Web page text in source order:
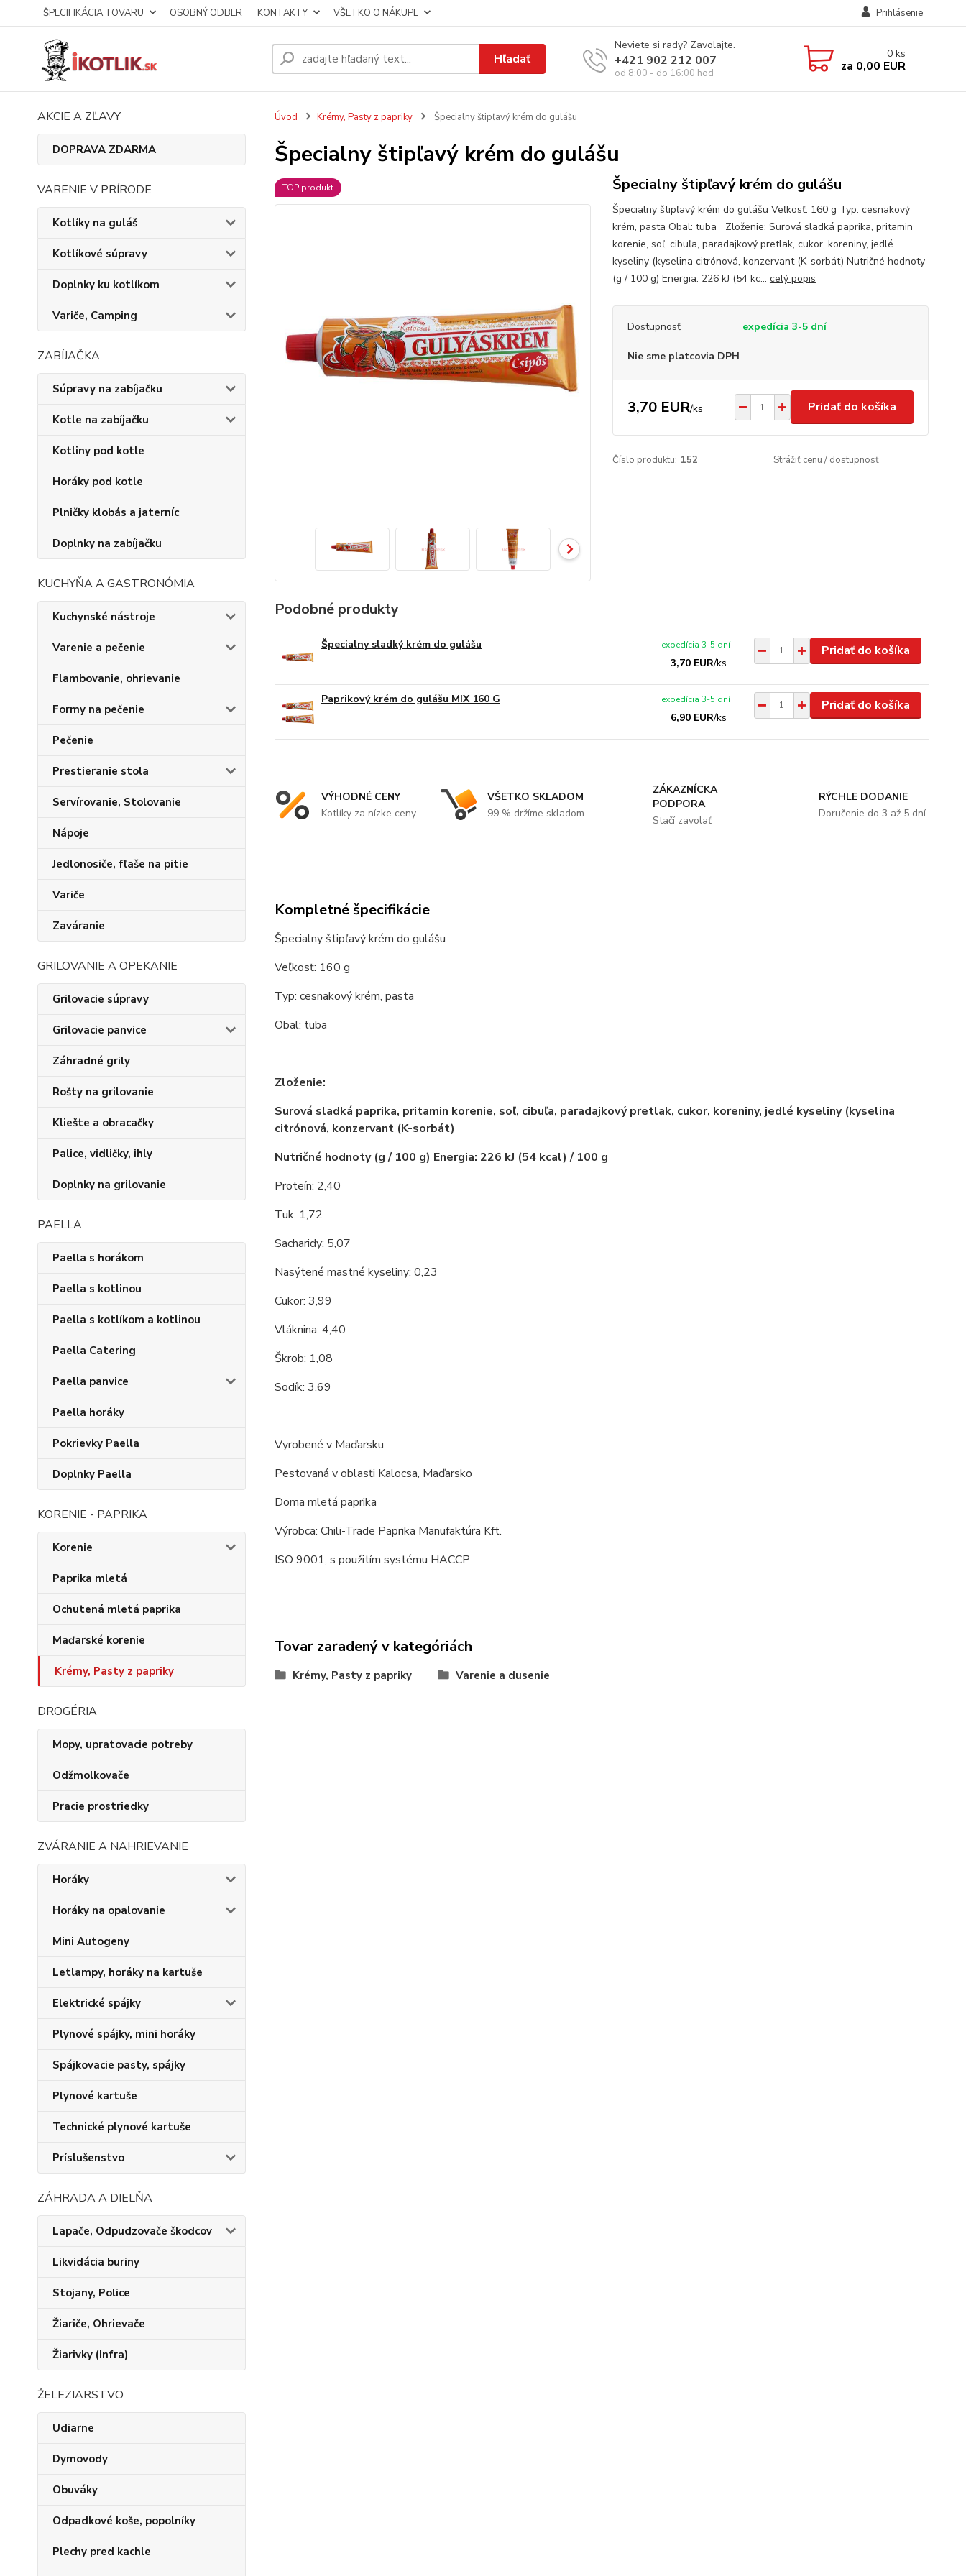
ŠPECIFIKÁCIA TOVARU OSOBNÝ ODBER KONTAKTY VŠETKO O NÁKUPE Prihlásenie
Hľadať
Neviete si rady? Zavolajte.
+421 902 212 007
od 8:00 - do 16:00 hod
0 ks
za 0,00 EUR
AKCIE A ZĽAVY
DOPRAVA ZDARMA
VARENIE V PRÍRODE
Kotlíky na guláš
Kotlíkové súpravy
Doplnky ku kotlíkom
Variče, Camping
ZABÍJAČKA
Súpravy na zabíjačku
Kotle na zabíjačku
Kotliny pod kotle
Horáky pod kotle
Plničky klobás a jaterníc
Doplnky na zabíjačku
KUCHYŇA A GASTRONÓMIA
Kuchynské nástroje
Varenie a pečenie
Flambovanie, ohrievanie
Formy na pečenie
Pečenie
Prestieranie stola
Servírovanie, Stolovanie
Nápoje
Jedlonosiče, fľaše na pitie
Variče
Zaváranie
GRILOVANIE A OPEKANIE
Grilovacie súpravy
Grilovacie panvice
Záhradné grily
Rošty na grilovanie
Kliešte a obracačky
Palice, vidličky, ihly
Doplnky na grilovanie
PAELLA
Paella s horákom
Paella s kotlinou
Paella s kotlíkom a kotlinou
Paella Catering
Paella panvice
Paella horáky
Pokrievky Paella
Doplnky Paella
KORENIE - PAPRIKA
Korenie
Paprika mletá
Ochutená mletá paprika
Maďarské korenie
Krémy, Pasty z papriky
DROGÉRIA
Mopy, upratovacie potreby
Odžmolkovače
Pracie prostriedky
ZVÁRANIE A NAHRIEVANIE
Horáky
Horáky na opalovanie
Mini Autogeny
Letlampy, horáky na kartuše
Elektrické spájky
Plynové spájky, mini horáky
Spájkovacie pasty, spájky
Plynové kartuše
Technické plynové kartuše
Príslušenstvo
ZÁHRADA A DIELŇA
Lapače, Odpudzovače škodcov
Likvidácia buriny
Stojany, Police
Žiariče, Ohrievače
Žiarivky (Infra)
ŽELEZIARSTVO
Udiarne
Dymovody
Obuváky
Odpadkové koše, popolníky
Plechy pred kachle
Úvod Krémy, Pasty z papriky Špecialny štipľavý krém do gulášu
Špecialny štipľavý krém do gulášu
TOP produkt Špecialny štipľavý krém do gulášu
Špecialny štipľavý krém do gulášu Veľkosť: 160 g Typ: cesnakový
krém, pasta Obal: tuba Zloženie: Surová sladká paprika, pritamin
korenie, soľ, cibuľa, paradajkový pretlak, cukor, koreniny, jedlé
kyseliny (kyselina citrónová, konzervant (K-sorbát) Nutričné hodnoty
(g / 100 g) Energia: 226 kJ (54 kc... celý popis
Dostupnosť expedícia 3-5 dní
Nie sme platcovia DPH
3,70 EUR/ks Pridať do košíka
Číslo produktu: 152 Strážiť cenu / dostupnosť
Podobné produkty
Špecialny sladký krém do gulášu
3,70 EUR/ks
expedícia 3-5 dní Pridať do košíka
Paprikový krém do gulášu MIX 160 G
6,90 EUR/ks
expedícia 3-5 dní Pridať do košíka
VÝHODNÉ CENY
Kotlíky za nízke ceny
VŠETKO SKLADOM
99 % držíme skladom
ZÁKAZNÍCKA
PODPORA
Stačí zavolať
RÝCHLE DODANIE
Doručenie do 3 až 5 dní
Kompletné špecifikácie
Špecialny štipľavý krém do gulášu
Veľkosť: 160 g
Typ: cesnakový krém, pasta
Obal: tuba
Zloženie:
Surová sladká paprika, pritamin korenie, soľ, cibuľa, paradajkový pretlak, cukor, koreniny, jedlé kyseliny (kyselina
citrónová, konzervant (K-sorbát)
Nutričné hodnoty (g / 100 g) Energia: 226 kJ (54 kcal) / 100 g
Proteín: 2,40
Tuk: 1,72
Sacharidy: 5,07
Nasýtené mastné kyseliny: 0,23
Cukor: 3,99
Vláknina: 4,40
Škrob: 1,08
Sodík: 3,69
Vyrobené v Maďarsku
Pestovaná v oblasťi Kalocsa, Maďarsko
Doma mletá paprika
Výrobca: Chili-Trade Paprika Manufaktúra Kft.
ISO 9001, s použitím systému HACCP
Tovar zaradený v kategóriách
Krémy, Pasty z papriky Varenie a dusenie